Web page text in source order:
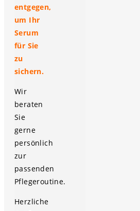
entgegen,
um Ihr
Serum
für Sie
zu
sichern.
Wir
beraten
Sie
gerne
persönlich
zur
passenden
Pflegeroutine.
Herzliche